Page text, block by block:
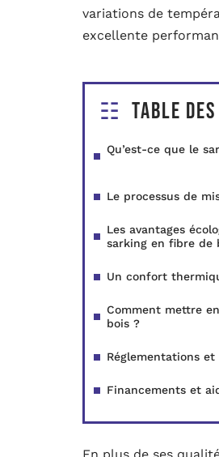
variations de
excellente
Table
Qu’est-ce que le
Le processus de
Les avantages
sarking en fibre de
Un confort
Comment mettre
bois ?
Réglementations
Financements et